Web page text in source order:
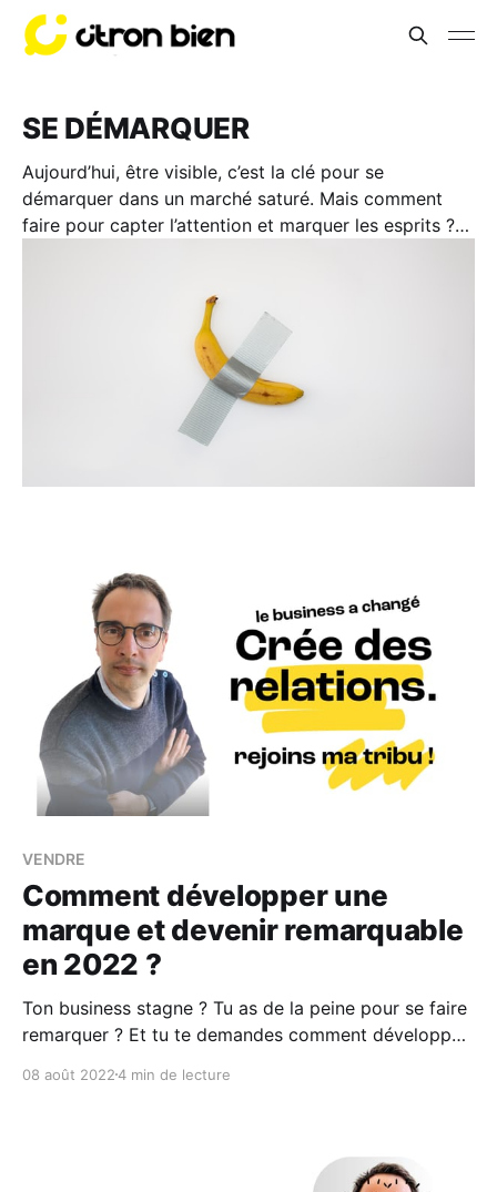
SE DÉMARQUER
Aujourd’hui, être visible, c’est la clé pour se
démarquer dans un marché saturé. Mais comment
faire pour capter l’attention et marquer les esprits ?
trouver les bons leviers pour booster ta visibilité.
Parce qu’on n’attire pas l’attention par hasard, on se
démarque par intention. Deviens Remarquable !
VENDRE
Comment développer une
marque et devenir remarquable
en 2022 ?
Ton business stagne ? Tu as de la peine pour se faire
remarquer ? Et tu te demandes comment développer
sont vraiment des questions que tu te poses et tu
08 août 20224 min de lecture